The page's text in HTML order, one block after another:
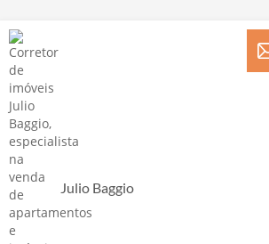
© Copyright 2013 » 2026 Engenheiro Julio C.
Julio Baggio